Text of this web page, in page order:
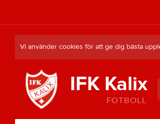
Vi använder cookies för att ge dig bästa
IFK Kalix
FOTBOLL